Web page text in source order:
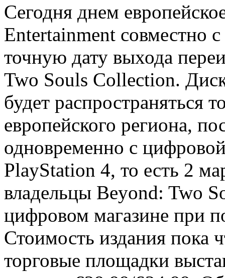
Сегодня днем
Entertainment совместно
точную дату выхода
Two Souls Collection.
будет распространяться
европейского региона,
одновременно с
PlayStation 4, то есть 2
владельцы Beyond: Two
цифровом магазине при
Стоимость издания пока
торговые площадки